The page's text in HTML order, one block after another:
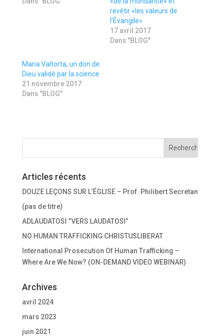
t
e
d
a
n
s
u
n
e
e
n
ê
t
r
)
o
o
k
(
n
n
o
u
v
e
f
e
n
ê
t
r
e
)
revêtir «les valeurs de
l’Évangile»
17 avril 2017
Dans "BLOG"
Maria Valtorta, un don de
Dieu validé par la science
21 novembre 2017
Dans "BLOG"
Articles récents
DOUZE LEÇONS SUR L’ÉGLISE – Prof. Philibert Secretan
(pas de titre)
ADLAUDATOSI “VERS LAUDATOSI”
NO HUMAN TRAFFICKING CHRISTUSLIBERAT
International Prosecution Of Human Trafficking –
Where Are We Now? (ON-DEMAND VIDEO WEBINAR)
Archives
avril 2024
mars 2023
juin 2021